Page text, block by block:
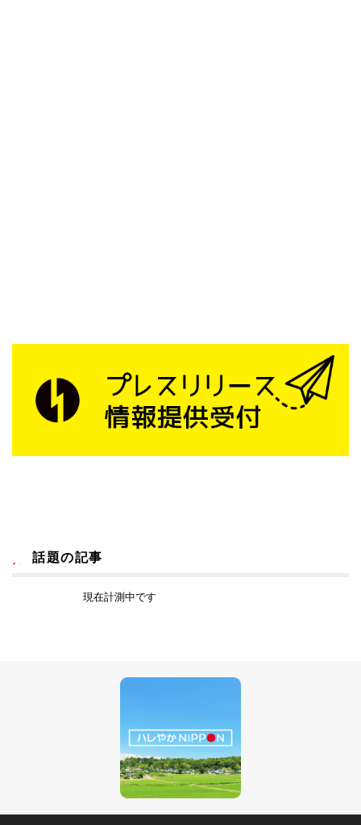
話題の記事
現在計測中です